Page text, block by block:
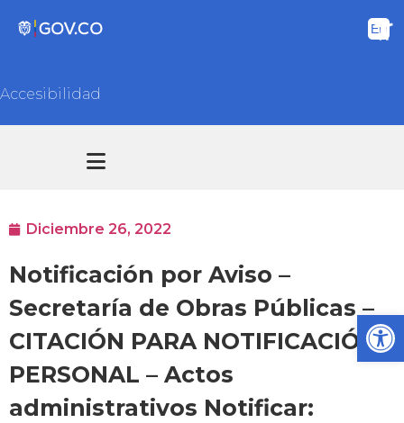
Accesibilidad
Diciembre 26, 2022
Notificación por Aviso –
Secretaría de Obras Públicas –
CITACIÓN PARA NOTIFICACIÓN
PERSONAL – Actos
administrativos Notificar: